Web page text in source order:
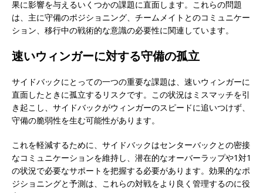
果に影響を与えるいくつかの課題に直面します。これらの問題
は、主に守備のポジショニング、チームメイトとのコミュニケー
ション、移行中の戦術的な意識の必要性に関連しています。
速いウィンガーに対する守備の孤立
サイドバックにとっての一つの重要な課題は、速いウィンガーに
直面したときに孤立するリスクです。この状況はミスマッチを引
き起こし、サイドバックがウィンガーのスピードに追いつけず、
守備の脆弱性を生む可能性があります。
これを軽減するために、サイドバックはセンターバックとの密接
なコミュニケーションを維持し、潜在的なオーバーラップや1対1
の状況で必要なサポートを把握する必要があります。効果的なポ
ジショニングと予測は、これらの対戦をより良く管理するのに役